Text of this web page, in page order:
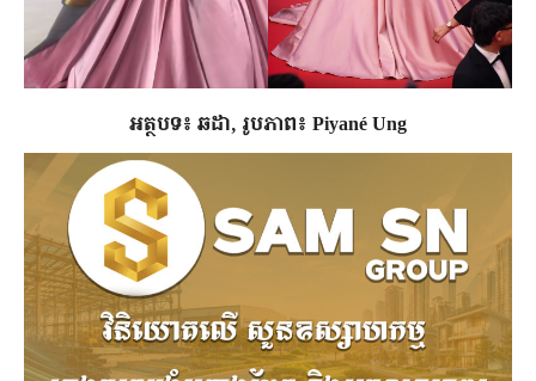
អត្ថបទ៖ ឆដា, រូបភាព៖ Piyané Ung